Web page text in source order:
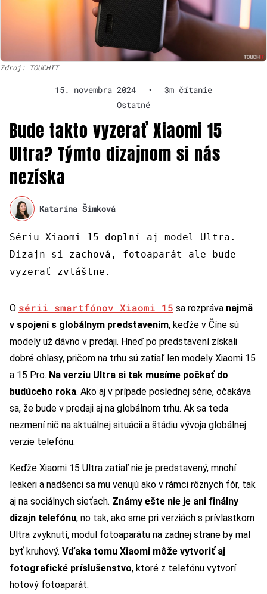
Zdroj: TOUCHIT
15. novembra 2024 •
3m čítanie
Ostatné
Bude takto vyzerať Xiaomi 15
Ultra? Týmto dizajnom si nás
nezíska
Katarína Šimková
Sériu Xiaomi 15 doplní aj model Ultra.
Dizajn si zachová, fotoaparát ale bude
vyzerať zvláštne.
O sérii smartfónov Xiaomi 15 sa rozpráva najmä
v spojení s globálnym predstavením, keďže v Číne sú
modely už dávno v predaji. Hneď po predstavení získali
dobré ohlasy, pričom na trhu sú zatiaľ len modely Xiaomi 15
a 15 Pro. Na verziu Ultra si tak musíme počkať do
budúceho roka. Ako aj v prípade poslednej série, očakáva
sa, že bude v predaji aj na globálnom trhu. Ak sa teda
nezmení nič na aktuálnej situácii a štádiu vývoja globálnej
verzie telefónu.
Keďže Xiaomi 15 Ultra zatiaľ nie je predstavený, mnohí
leakeri a nadšenci sa mu venujú ako v rámci rôznych fór, tak
aj na sociálnych sieťach. Známy ešte nie je ani finálny
dizajn telefónu, no tak, ako sme pri verziách s prívlastkom
Ultra zvyknutí, modul fotoaparátu na zadnej strane by mal
byť kruhový. Vďaka tomu Xiaomi môže vytvoriť aj
fotografické príslušenstvo, ktoré z telefónu vytvorí
hotový fotoaparát.